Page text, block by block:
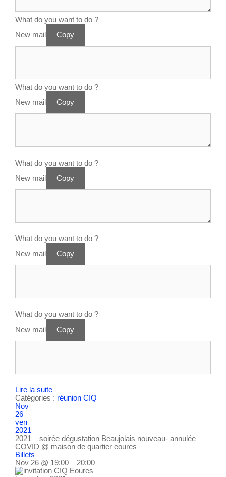
What do you want to do ?
New mail
Copy
What do you want to do ?
New mail
Copy
What do you want to do ?
New mail
Copy
What do you want to do ?
New mail
Copy
What do you want to do ?
New mail
Copy
Lire la suite
Catégories : réunion CIQ
Nov
26
ven
2021
2021 – soirée dégustation Beaujolais nouveau- annulée
COVID @ maison de quartier eoures
Billets
Nov 26 @ 19:00 – 20:00